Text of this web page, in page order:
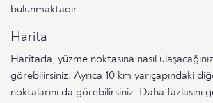
bulunmaktadır.
Harita
Haritada, yüzme noktasına nasıl
görebilirsiniz. Ayrıca 10 km yarıçapındaki
noktalarını da görebilirsiniz. Daha fazlasını